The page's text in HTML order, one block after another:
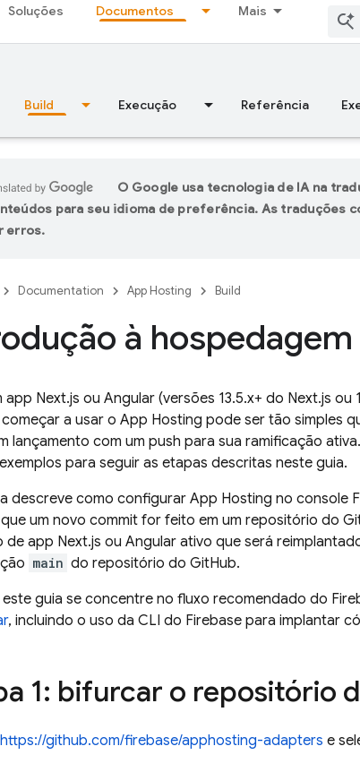
Soluções Documentos Mais
Build Execução Referência
O Google usa tecnologia de IA na
para seu idioma de preferência. As traduções
erros.
Documentation App Hosting Build
à
app Next.js ou Angular (versões 13.5.x+ do Next.js
a usar o App Hosting pode ser tão simples
lançamento com um push para sua ramificação
para seguir as etapas descritas neste guia.
descreve como configurar App Hosting no console
um novo commit for feito em um repositório do
de app Next.js ou Angular ativo que será
main do repositório do GitHub.
este guia se concentre no fluxo recomendado do
, incluindo o uso da CLI do Firebase para implantar
1: bifurcar o repositório
https://github.com/firebase/apphosting-adapters e